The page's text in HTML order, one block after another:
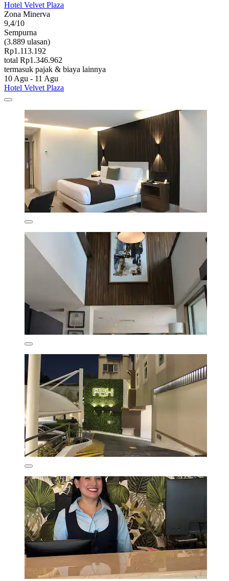
Hotel Velvet Plaza
Zona Minerva
9,4/10
Sempurna
(3.889 ulasan)
Rp1.113.192
total Rp1.346.962
termasuk pajak & biaya lainnya
10 Agu - 11 Agu
Hotel Velvet Plaza